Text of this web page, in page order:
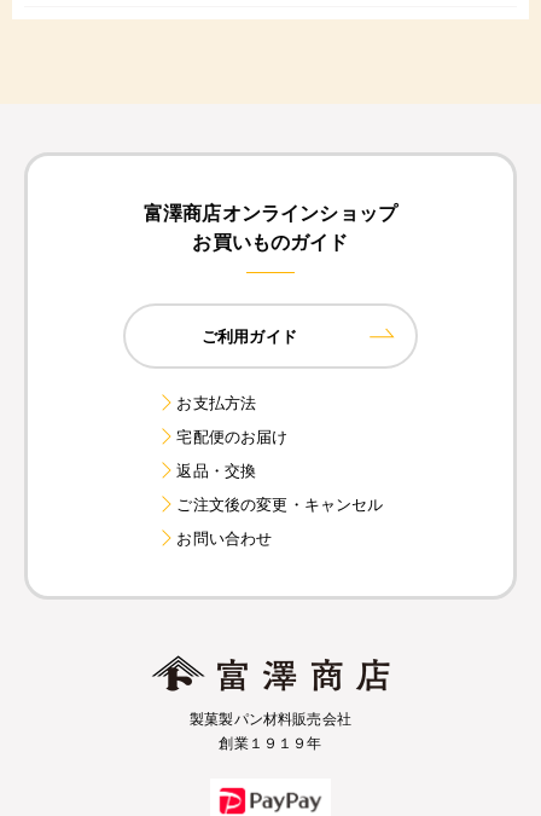
富澤商店オンラインショップ
お買いものガイド
ご利用ガイド
お支払方法
宅配便のお届け
返品・交換
ご注文後の変更・キャンセル
お問い合わせ
製菓製パン材料販売会社
創業１９１９年